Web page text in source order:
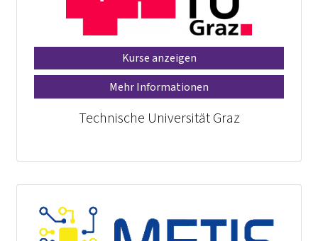
Kurse anzeigen
Mehr Informationen
Technische Universität Graz